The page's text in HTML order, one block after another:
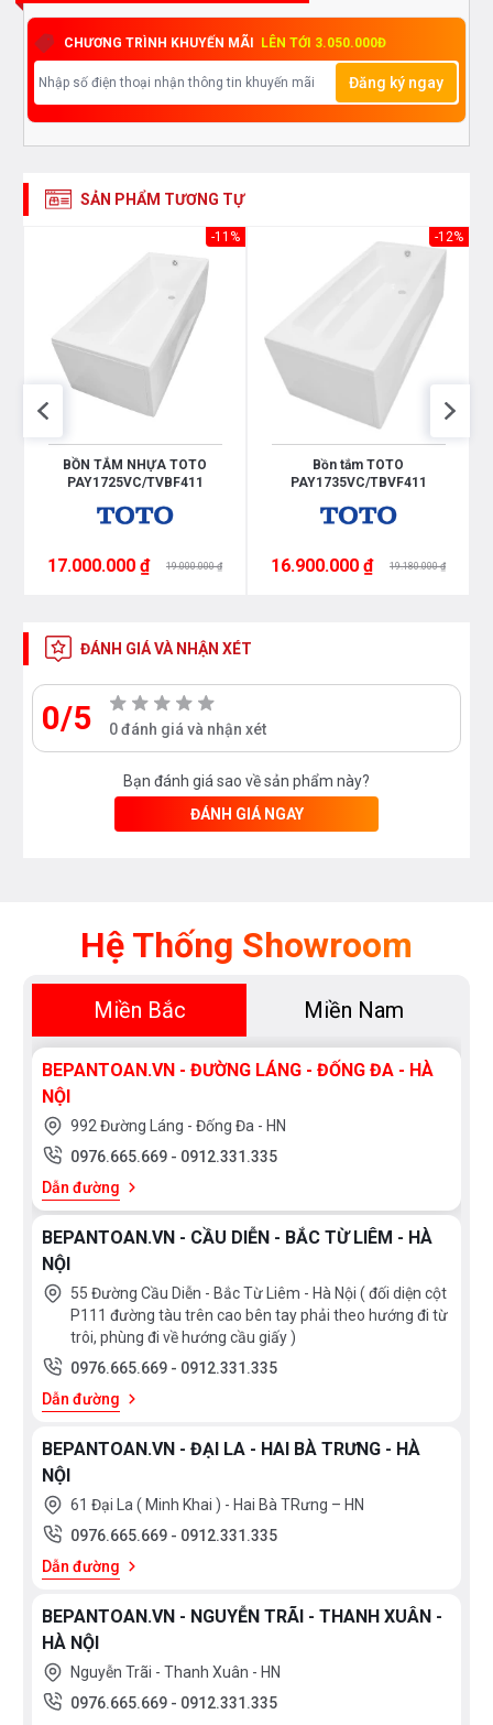
toàn để được tư vấn tốt nhất từ các nhân viên bán hàng
của chúng tôi
CHƯƠNG TRÌNH KHUYẾN MÃI LÊN TỚI 3.050.000Đ
Đăng ký ngay
SẢN PHẨM TƯƠNG TỰ
-11%
BỒN TẮM NHỰA TOTO
PAY1725VC/TVBF411
17.000.000 ₫ 19.000.000 ₫
-12%
Bồn tắm TOTO
PAY1735VC/TBVF411
16.900.000 ₫ 19.180.000 ₫
ĐÁNH GIÁ VÀ NHẬN XÉT
0/5 0 đánh giá và nhận xét
Bạn đánh giá sao về sản phẩm này?
ĐÁNH GIÁ NGAY
Hệ Thống Showroom
Miền Bắc Miền Nam
BEPANTOAN.VN - ĐƯỜNG LÁNG - ĐỐNG ĐA - HÀ
NỘI
992 Đường Láng - Đống Đa - HN
0976.665.669 - 0912.331.335
Dẫn đường
BEPANTOAN.VN - CẦU DIỄN - BẮC TỪ LIÊM - HÀ
NỘI
55 Đường Cầu Diễn - Bắc Từ Liêm - Hà Nội ( đối diện cột
P111 đường tàu trên cao bên tay phải theo hướng đi từ
trôi, phùng đi về hướng cầu giấy )
0976.665.669 - 0912.331.335
Dẫn đường
BEPANTOAN.VN - ĐẠI LA - HAI BÀ TRƯNG - HÀ
NỘI
61 Đại La ( Minh Khai ) - Hai Bà TRưng – HN
0976.665.669 - 0912.331.335
Dẫn đường
BEPANTOAN.VN - NGUYỄN TRÃI - THANH XUÂN -
HÀ NỘI
Nguyễn Trãi - Thanh Xuân - HN
0976.665.669 - 0912.331.335